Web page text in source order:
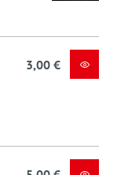
3,00 €